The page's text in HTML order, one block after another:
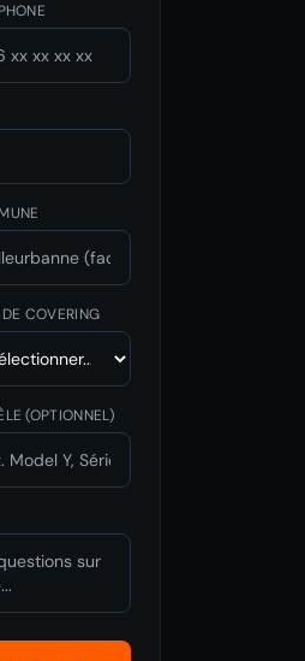
COVERING
(OPTIONNEL)